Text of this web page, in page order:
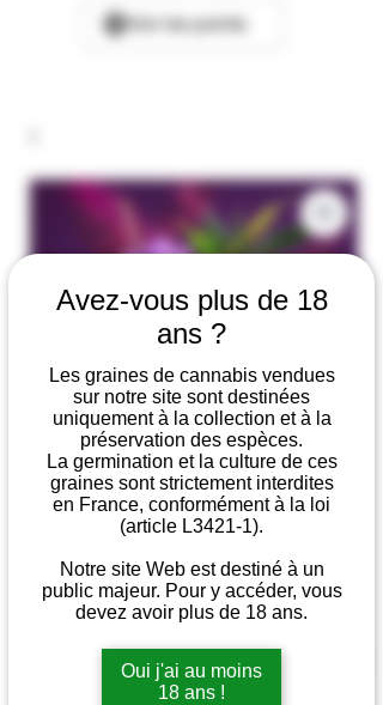
Avez-vous plus de 18
ans ?
Les graines de cannabis vendues
sur notre site sont destinées
uniquement à la collection et à la
préservation des espèces.
La germination et la culture de ces
graines sont strictement interdites
en France, conformément à la loi
(article L3421-1).
Notre site Web est destiné à un
public majeur. Pour y accéder, vous
devez avoir plus de 18 ans.
Oui j'ai au moins
18 ans !
Voir les points
Purple Punch
19,90 € Prix
original
14,90 €Prix
promotionnel
Nombre de graines *